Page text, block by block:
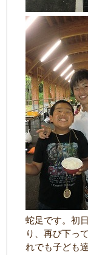
蛇足です。初
り、再び下っ
れでも子ども